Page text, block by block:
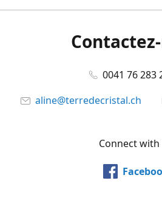
0041 76 283
aline@terredecristal.ch
Connect with